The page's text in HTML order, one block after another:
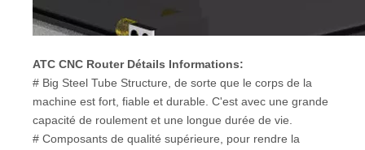
ATC CNC Router Détails Informations:
# Big Steel Tube Structure, de sorte que le corps de la
machine est fort, fiable et durable. C'est avec une grande
capacité de roulement et une longue durée de vie.
# Composants de qualité supérieure, pour rendre la